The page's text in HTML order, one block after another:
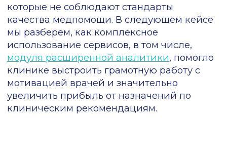
Сертификаты
Контакты
Политика
конфиденциальности
Политика обработки
СППВР
Аналитика
Справочник